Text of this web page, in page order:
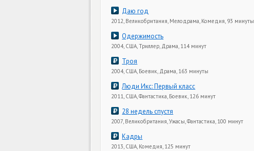
Даю год
2012, Великобритания, Мелодрама, Комедия, 93 минуты
Одержимость
2004, США, Триллер, Драма, 114 минут
Троя
2004, США, Боевик, Драма, 163 минуты
Люди Икс: Первый класс
2011, США, Фантастика, Боевик, 126 минут
28 недель спустя
2007, Великобритания, Ужасы, Фантастика, 100 минут
Кадры
2013, США, Комедия, 125 минут